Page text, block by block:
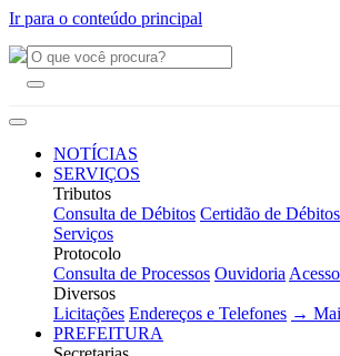
Ir para o conteúdo principal
NOTÍCIAS
SERVIÇOS
Tributos
Consulta de Débitos Certidão de Débitos
Serviços
Protocolo
Consulta de Processos Ouvidoria
Diversos
Licitações Endereços e Telefones →
PREFEITURA